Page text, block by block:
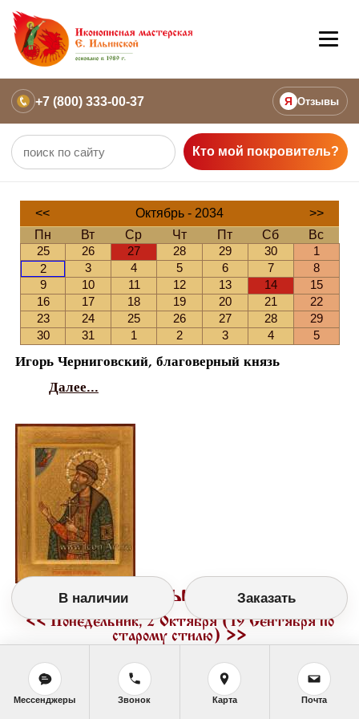
+7 (800) 333-00-37 Я Отзывы
Кто мой покровитель?
<< Октябрь - 2034
>>
Пн
Вт Ср Чт Пт Сб
Вс
25
26 27 28 29 30
1
2
3 4 5 6 7
8
9
10 11 12 13 14
15
16
17 18 19 20 21
22
23
24 25 26 27 28
29
30
31 1 2 3 4 5
Игорь Черниговский, благоверный князь
Далее...
Православный календарь
<<Понедельник, 2 Октября (19 Сентября по
старому стилю) >>
День памяти святых
В наличии Заказать
Мессенджеры Звонок Карта Почта